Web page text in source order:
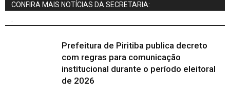
CONFIRA MAIS NOTÍCIAS DA SECRETARIA:
.
Prefeitura de Piritiba publica decreto
com regras para comunicação
institucional durante o período eleitoral
de 2026